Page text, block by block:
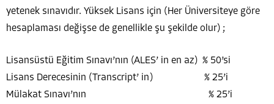
yetenek sınavıdır. Yüksek Lisans için (Her Üniversiteye göre
hesaplaması değişse de genellikle şu şekilde olur) ;
Lisansüstü Eğitim Sınavı’nın (ALES’ in en az) % 50’si
Lisans Derecesinin (Transcript’ in) % 25’i
Mülakat Sınavı’nın % 25’i